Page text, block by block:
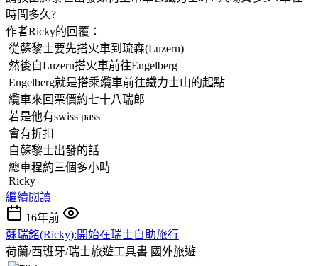
時間多久?
作者Ricky的回覆：
從蘇黎士要先搭火車到琉森(Luzern)
然後自Luzern搭火車前往Engelberg
Engelberg就是搭乘纜車前往鐵力士山的起點
纜車來回票價約七十八瑞郎
若是他有swiss pass
會有折扣
自蘇黎士出發的話
總車程約三個多小時
Ricky
繼續閱讀
16年前
蘇瑞銘(Ricky):開始在瑞士自助旅行
荷蘭/西班牙/瑞士旅遊工具書 國外旅遊